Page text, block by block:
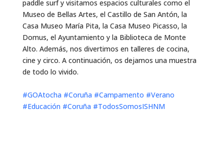
paddle surf y visitamos espacios culturales como el
Museo de Bellas Artes, el Castillo de San Antón, la
Casa Museo María Pita, la Casa Museo Picasso, la
Domus, el Ayuntamiento y la Biblioteca de Monte
Alto. Además, nos divertimos en talleres de cocina,
cine y circo. A continuación, os dejamos una muestra
de todo lo vivido.
#GOAtocha #Coruña #Campamento #Verano
#Educación #Coruña #TodosSomosISHNM